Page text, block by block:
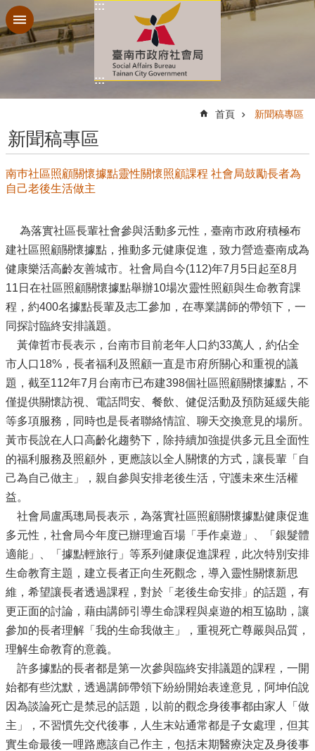
跳到主要內容區塊
:::
:::
首頁 新聞稿專區
新聞稿專區
南巿社區照顧關懷據點靈性關懷照顧課程 社會局鼓勵長者為
自己老後生活做主
為落實社區長輩社會參與活動多元性，臺南市政府積極布
建社區照顧關懷據點，推動多元健康促進，致力營造臺南成為
健康樂活高齡友善城市。社會局自今(112)年7月5日起至8月
11日在社區照顧關懷據點舉辦10場次靈性照顧與生命教育課
程，約400名據點長輩及志工參加，在專業講師的帶領下，一
同探討臨終安排議題。
黃偉哲市長表示，台南市目前老年人口約33萬人，約佔全
市人口18%，長者福利及照顧一直是市府所關心和重視的議
題，截至112年7月台南市已布建398個社區照顧關懷據點，不
僅提供關懷訪視、電話問安、餐飲、健促活動及預防延緩失能
等多項服務，同時也是長者聯絡情誼、聊天交換意見的場所。
黃市長說在人口高齡化趨勢下，除持續加強提供多元且全面性
的福利服務及照顧外，更應該以全人關懷的方式，讓長輩「自
己為自己做主」，親自參與安排老後生活，守護未來生活權
益。
社會局盧禹璁局長表示，為落實社區照顧關懷據點健康促進
多元性，社會局今年度已辦理逾百場「手作桌遊」、「銀髮體
適能」、「據點輕旅行」等系列健康促進課程，此次特別安排
生命教育主題，建立長者正向生死觀念，導入靈性關懷新思
維，希望讓長者透過課程，對於「老後生命安排」的話題，有
更正面的討論，藉由講師引導生命課程與桌遊的相互協助，讓
參加的長者理解「我的生命我做主」，重視死亡尊嚴與品質，
理解生命教育的意義。
許多據點的長者都是第一次參與臨終安排議題的課程，一開
始都有些沈默，透過講師帶領下紛紛開始表達意見，阿坤伯說
因為談論死亡是禁忌的話題，以前的觀念身後事都由家人「做
主」，不習慣先交代後事，人生末站通常都是子女處理，但其
實生命最後一哩路應該自己作主，包括末期醫療決定及身後事